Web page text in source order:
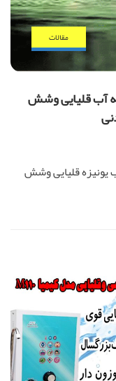
مقالات
آب قلیایی وشش
قلیایی وشش